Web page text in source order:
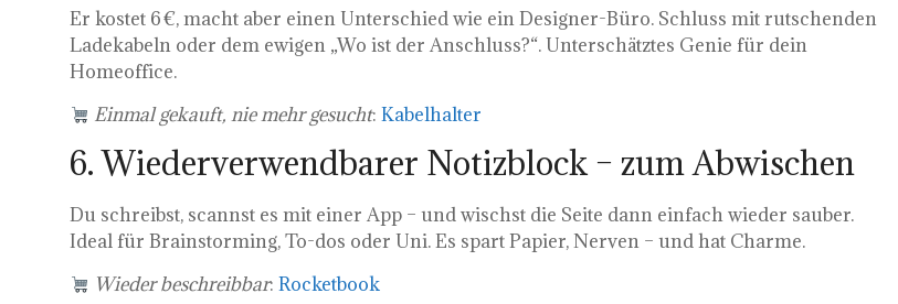
Er kostet 6 €, macht aber einen Unterschied wie ein Designer-Büro. Schluss mit rutschenden
Ladekabeln oder dem ewigen „Wo ist der Anschluss?“. Unterschätztes Genie für dein
Homeoffice.
Einmal gekauft, nie mehr gesucht:Kabelhalter
6. Wiederverwendbarer Notizblock – zum Abwischen
Du schreibst, scannst es mit einer App – und wischst die Seite dann einfach wieder sauber.
Ideal für Brainstorming, To-dos oder Uni. Es spart Papier, Nerven – und hat Charme.
Wieder beschreibbar:Rocketbook